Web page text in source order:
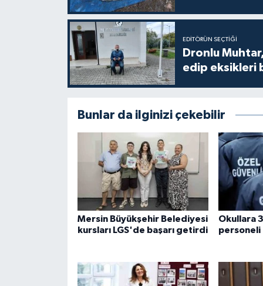
EDITÖRÜN SEÇTIĞI
Dronlu
edip eksikleri
Bunlar da ilginizi çekebilir
Mersin Büyükşehir Belediyesi
kursları LGS'de başarı getirdi
Okullara
personeli